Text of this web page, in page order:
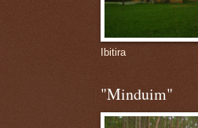
Ibitira
"Minduim"